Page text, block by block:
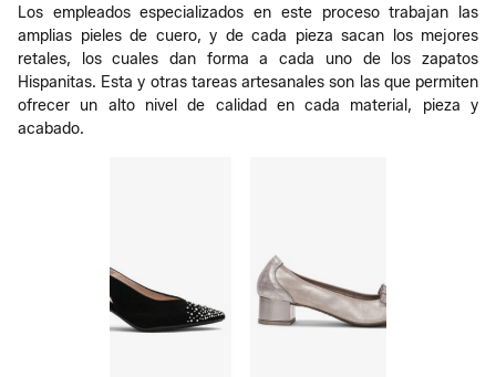
Los empleados especializados en este proceso trabajan las
amplias pieles de cuero, y de cada pieza sacan los mejores
retales, los cuales dan forma a cada uno de los zapatos
Hispanitas. Esta y otras tareas artesanales son las que permiten
ofrecer un alto nivel de calidad en cada material, pieza y
acabado.